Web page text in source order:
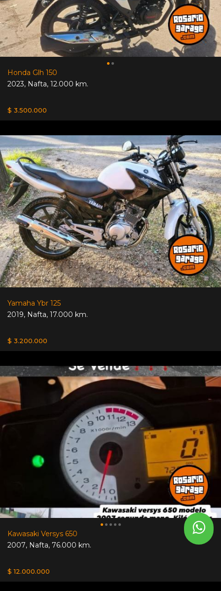
Honda Glh 150
2023, Nafta, 12.000 km.
$ 3.500.000
Yamaha Ybr 125
2019, Nafta, 17.000 km.
$ 3.200.000
Kawasaki Versys 650
2007, Nafta, 76.000 km.
$ 12.000.000